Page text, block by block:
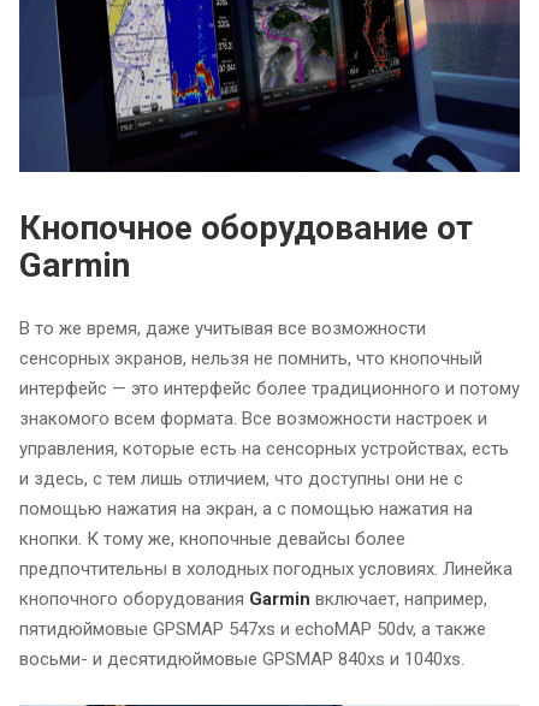
Кнопочное оборудование от
Garmin
В то же время, даже учитывая все возможности
сенсорных экранов, нельзя не помнить, что кнопочный
интерфейс — это интерфейс более традиционного и потому
знакомого всем формата. Все возможности настроек и
управления, которые есть на сенсорных устройствах, есть
и здесь, с тем лишь отличием, что доступны они не с
помощью нажатия на экран, а с помощью нажатия на
кнопки. К тому же, кнопочные девайсы более
предпочтительны в холодных погодных условиях. Линейка
кнопочного оборудования Garmin включает, например,
пятидюймовые GPSMAP 547xs и echoMAP 50dv, а также
восьми- и десятидюймовые GPSMAP 840xs и 1040xs.